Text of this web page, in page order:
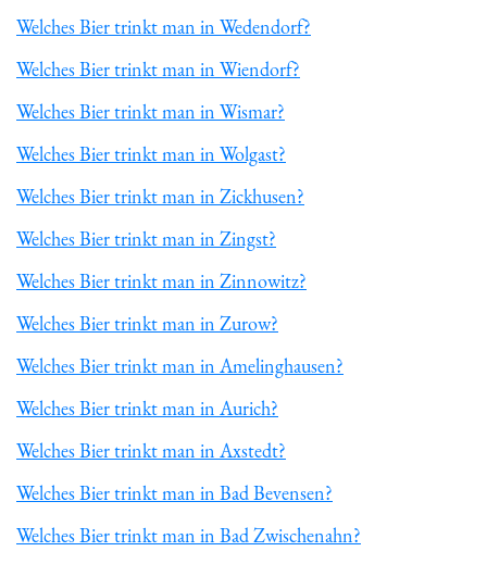
Welches Bier trinkt man in Wedendorf?
Welches Bier trinkt man in Wiendorf?
Welches Bier trinkt man in Wismar?
Welches Bier trinkt man in Wolgast?
Welches Bier trinkt man in Zickhusen?
Welches Bier trinkt man in Zingst?
Welches Bier trinkt man in Zinnowitz?
Welches Bier trinkt man in Zurow?
Welches Bier trinkt man in Amelinghausen?
Welches Bier trinkt man in Aurich?
Welches Bier trinkt man in Axstedt?
Welches Bier trinkt man in Bad Bevensen?
Welches Bier trinkt man in Bad Zwischenahn?